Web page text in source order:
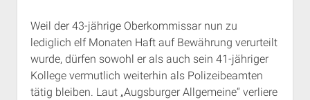
Weil der 43-jährige Oberkommissar nun zu
lediglich elf Monaten Haft auf Bewährung verurteilt
wurde, dürfen sowohl er als auch sein 41-jähriger
Kollege vermutlich weiterhin als Polizeibeamten
tätig bleiben. Laut „Augsburger Allgemeine“ verliere